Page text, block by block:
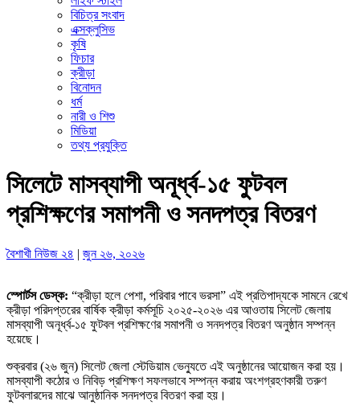
বিচিত্র সংবাদ
এক্সক্লুসিভ
কৃষি
ফিচার
ক্রীড়া
বিনোদন
ধর্ম
নারী ও শিশু
মিডিয়া
তথ্য প্রযুক্তি
সিলেটে মাসব্যাপী অনূর্ধ্ব-১৫ ফুটবল
প্রশিক্ষণের সমাপনী ও সনদপত্র বিতরণ
বৈশাখী নিউজ ২৪ | জুন ২৬, ২০২৬
স্পোর্টস ডেস্ক: “ক্রীড়া হলে পেশা, পরিবার পাবে ভরসা” এই প্রতিপাদ্যকে সামনে রেখে
ক্রীড়া পরিদপ্তরের বার্ষিক ক্রীড়া কর্মসূচি ২০২৫-২০২৬ এর আওতায় সিলেট জেলায়
মাসব্যাপী অনূর্ধ্ব-১৫ ফুটবল প্রশিক্ষণের সমাপনী ও সনদপত্র বিতরণ অনুষ্ঠান সম্পন্ন
হয়েছে।
শুক্রবার (২৬ জুন) সিলেট জেলা স্টেডিয়াম ভেন্যুতে এই অনুষ্ঠানের আয়োজন করা হয়।
মাসব্যাপী কঠোর ও নিবিড় প্রশিক্ষণ সফলভাবে সম্পন্ন করায় অংশগ্রহণকারী তরুণ
ফুটবলারদের মাঝে আনুষ্ঠানিক সনদপত্র বিতরণ করা হয়।